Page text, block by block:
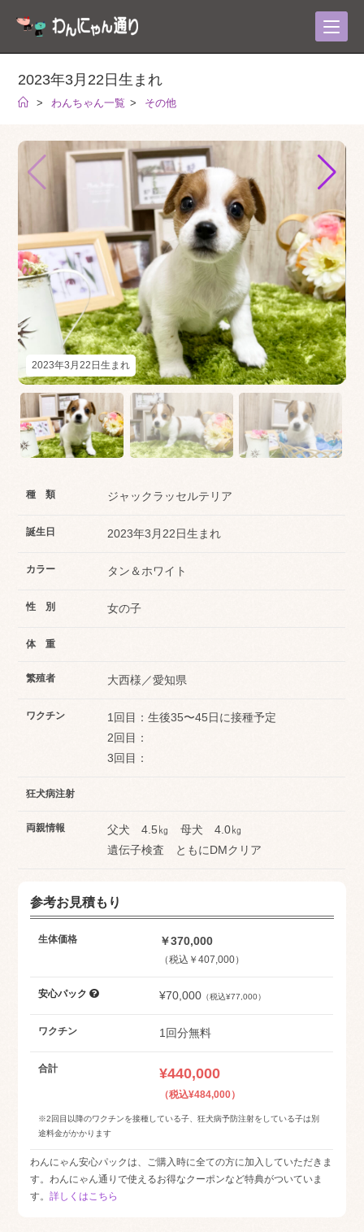
2023年3月22日生まれ
> わんちゃん一覧 > その他
2023年3月22日生まれ
種 類 ジャックラッセルテリア
誕生日 2023年3月22日生まれ
カラー タン＆ホワイト
性 別 女の子
体 重
繁殖者 大西様／愛知県
ワクチン
1回目：生後35〜45日に接種予定
2回目：
3回目：
狂犬病注射
両親情報
父犬 4.5㎏ 母犬 4.0㎏
遺伝子検査 ともにDMクリア
参考お見積もり
生体価格 ￥370,000
（税込￥407,000）
安心パック ¥70,000 （税込¥77,000）
ワクチン 1回分無料
合計 ¥440,000
（税込¥484,000）
※2回目以降のワクチンを接種している子、狂犬病予防注射をしている子は別
途料金がかかります
わんにゃん安心パックは、ご購入時に全ての方に加入していただきま
す。わんにゃん通りで使えるお得なクーポンなど特典がついていま
す。詳しくはこちら